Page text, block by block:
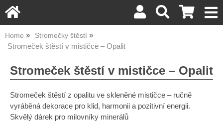
Home Stromečky štěstí
Stromeček štěstí v mističce – Opalit
Stromeček štěstí v mističce – Opalit
Stromeček štěstí z opalitu ve skleněné mističce – ručně
vyráběná dekorace pro klid, harmonii a pozitivní energii.
Skvělý dárek pro milovníky minerálů